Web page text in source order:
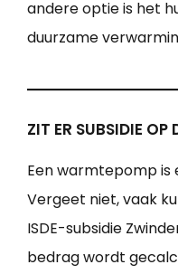
andere optie is het
duurzame
ZIT ER SUBSIDIE OP
Een warmtepomp is
Vergeet niet, vaak
ISDE-subsidie
bedrag wordt